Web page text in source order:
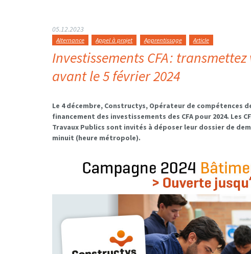
05.12.2023
Alternance Appel à projet Apprentissage Article
Investissements CFA :
avant le 5 février 2024
Le 4décembre, Constructys, Opérateur de compétences
financement des investissements des CFA pour 2024. Les
Travaux Publics sont invités à déposer leur dossier de
minuit (heure métropole).